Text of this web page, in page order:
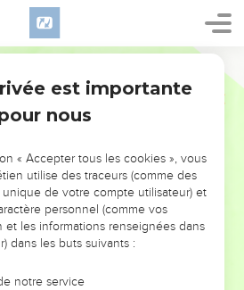
PAS L’ÉVÉNEMENT
L’ANNÉE !
POUVAIENT VOUS ÉVITER LES
VOTRES ?
on voit moins les doutes, les erreurs
est importante
nous
« Accepter tous les cookies », vous
utilise des traceurs (comme des
de votre compte utilisateur) et
personnel (comme vos
les informations renseignées dans
dans les buts suivants :
notre service